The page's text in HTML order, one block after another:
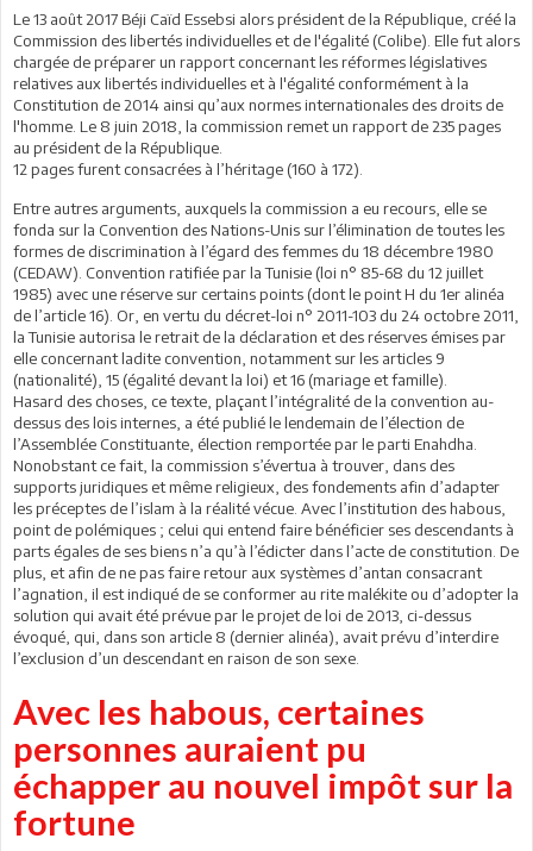
Le 13 août 2017 Béji Caïd Essebsi alors président de la République, créé la
Commission des libertés individuelles et de l'égalité (Colibe). Elle fut alors
chargée de préparer un rapport concernant les réformes législatives
relatives aux libertés individuelles et à l'égalité conformément à la
Constitution de 2014 ainsi qu’aux normes internationales des droits de
l'homme. Le 8 juin 2018, la commission remet un rapport de 235 pages
au président de la République.
12 pages furent consacrées à l’héritage (160 à 172).
Entre autres arguments, auxquels la commission a eu recours, elle se
fonda sur la Convention des Nations-Unis sur l’élimination de toutes les
formes de discrimination à l’égard des femmes du 18 décembre 1980
(CEDAW). Convention ratifiée par la Tunisie (loi n° 85-68 du 12 juillet
1985) avec une réserve sur certains points (dont le point H du 1er alinéa
de l’article 16). Or, en vertu du décret-loi n° 2011-103 du 24 octobre 2011,
la Tunisie autorisa le retrait de la déclaration et des réserves émises par
elle concernant ladite convention, notamment sur les articles 9
(nationalité), 15 (égalité devant la loi) et 16 (mariage et famille).
Hasard des choses, ce texte, plaçant l’intégralité de la convention au-
dessus des lois internes, a été publié le lendemain de l’élection de
l’Assemblée Constituante, élection remportée par le parti Enahdha.
Nonobstant ce fait, la commission s’évertua à trouver, dans des
supports juridiques et même religieux, des fondements afin d’adapter
les préceptes de l’islam à la réalité vécue. Avec l’institution des habous,
point de polémiques ; celui qui entend faire bénéficier ses descendants à
parts égales de ses biens n’a qu’à l’édicter dans l’acte de constitution. De
plus, et afin de ne pas faire retour aux systèmes d’antan consacrant
l’agnation, il est indiqué de se conformer au rite malékite ou d’adopter la
solution qui avait été prévue par le projet de loi de 2013, ci-dessus
évoqué, qui, dans son article 8 (dernier alinéa), avait prévu d’interdire
l’exclusion d’un descendant en raison de son sexe.
Avec les habous, certaines
personnes auraient pu
échapper au nouvel impôt sur la
fortune